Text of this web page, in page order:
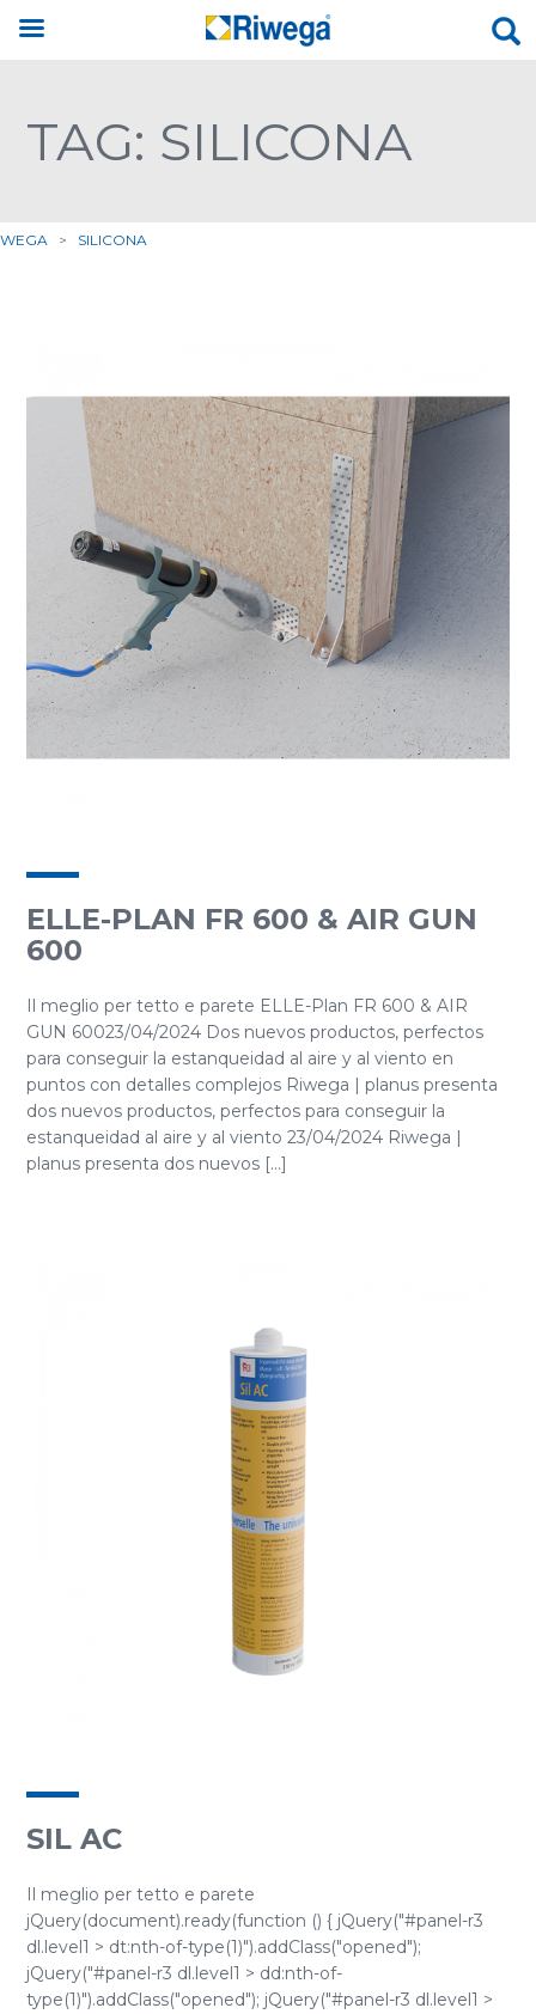
TAG: SILICONA
> SILICONA
ELLE-PLAN FR 600 & AIR GUN
600
Il meglio per tetto e parete ELLE-Plan FR 600 & AIR
GUN 60023/04/2024 Dos nuevos productos, perfectos
para conseguir la estanqueidad al aire y al viento en
puntos con detalles complejos Riwega | planus presenta
dos nuevos productos, perfectos para conseguir la
estanqueidad al aire y al viento 23/04/2024 Riwega |
planus presenta dos nuevos [...]
SIL AC
Il meglio per tetto e parete
jQuery(document).ready(function () { jQuery("#panel-r3
dl.level1 > dt:nth-of-type(1)").addClass("opened");
jQuery("#panel-r3 dl.level1 > dd:nth-of-
type(1)").addClass("opened"); jQuery("#panel-r3 dl.level1 >